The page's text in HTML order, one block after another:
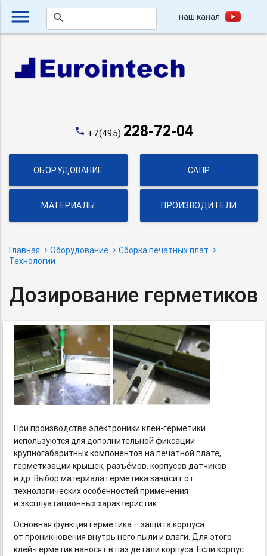
menu search наш канал
phone +7(495) 228-72-04
ОБОРУДОВАНИЕ САПР
МАТЕРИАЛЫ ПРОИЗВОДИТЕЛИ
Главная Оборудование
Сборка печатных плат
Технологии
Дозирование герметиков
При производстве электроникиклеи-герметики
используются для дополнительной фиксации
крупногабаритных компонентов на печатной плате,
герметизации крышек, разъёмов, корпусов датчиков
и др. Выбор материала герметика зависит от
технологических особенностей применения
и эксплуатационных характеристик.
Основная функция герметика – защита корпуса
от проникновения внутрь него пыли и влаги. Для этого
клей-герметикнаносят в паз детали корпуса. Если корпус